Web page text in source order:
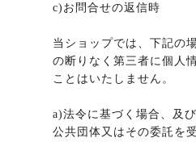
c)お問合せの返信時
当ショップでは、下記の
の断りなく第三者に個人
ことはいたしません。
a)法令に基づく場合、及
公共団体又はその委託を